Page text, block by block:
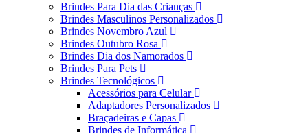
Brindes Para Dia das Crianças
Brindes Masculinos Personalizados
Brindes Novembro Azul
Brindes Outubro Rosa
Brindes Dia dos Namorados
Brindes Para Pets
Brindes Tecnológicos
Acessórios para Celular
Adaptadores Personalizados
Braçadeiras e Capas
Brindes de Informática